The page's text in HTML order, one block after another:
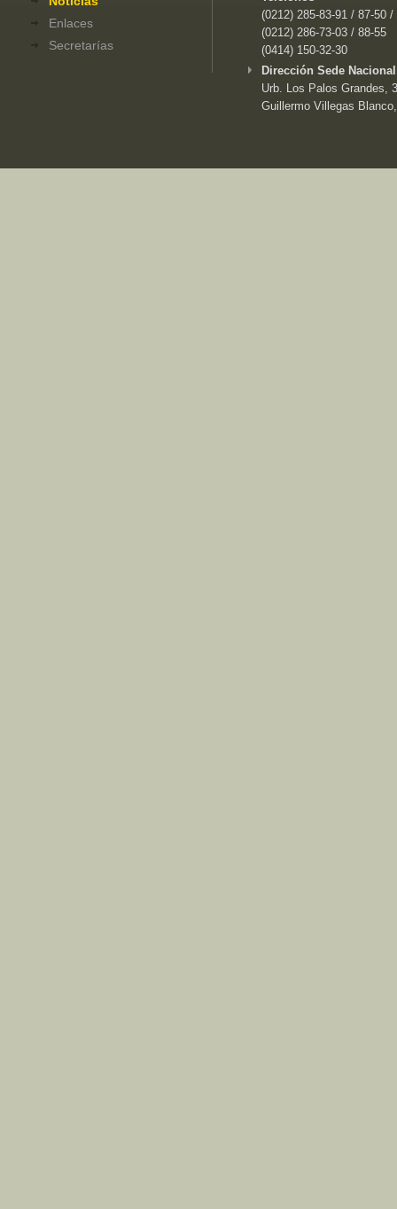
Enlaces
Secretarías
(0212) 285-83-91 / 87-50 /
(0212) 286-73-03 / 88-55
(0414) 150-32-30
Dirección Sede
Urb. Los Palos Grandes,
Guillermo Villegas